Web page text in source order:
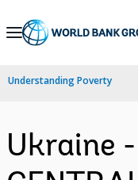
Skip
Navigation
Understanding Poverty
Ukraine -